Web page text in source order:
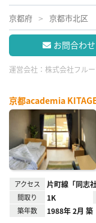
京都府 京都市北区
お問合わせ
運営会社： 株式会社フル
京都academia
アクセス 片町線「同志
間取り 1K
築年数 1988年 2月 築